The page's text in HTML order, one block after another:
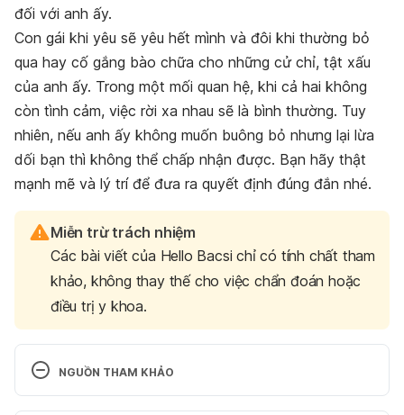
đối với anh ấy.
Con gái khi yêu sẽ yêu hết mình và đôi khi thường bỏ
qua hay cố gắng bào chữa cho những cử chỉ, tật xấu
của anh ấy. Trong một mối quan hệ, khi cả hai không
còn tình cảm, việc rời xa nhau sẽ là bình thường. Tuy
nhiên, nếu anh ấy không muốn buông bỏ nhưng lại lừa
dối bạn thì không thể chấp nhận được. Bạn hãy thật
mạnh mẽ và lý trí để đưa ra quyết định đúng đắn nhé.
Miễn trừ trách nhiệm
Các bài viết của Hello Bacsi chỉ có tính chất tham
khảo, không thay thế cho việc chẩn đoán hoặc
điều trị y khoa.
NGUỒN THAM KHẢO